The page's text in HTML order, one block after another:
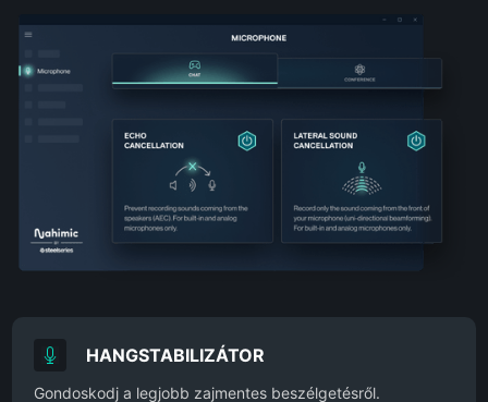
HANGSTABILIZÁTOR
Gondoskodj a legjobb zajmentes beszélgetésről.